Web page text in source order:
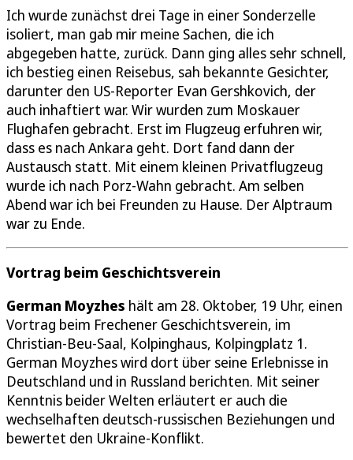
Ich wurde zunächst drei Tage in einer Sonderzelle
isoliert, man gab mir meine Sachen, die ich
abgegeben hatte, zurück. Dann ging alles sehr schnell,
ich bestieg einen Reisebus, sah bekannte Gesichter,
darunter den US-Reporter Evan Gershkovich, der
auch inhaftiert war. Wir wurden zum Moskauer
Flughafen gebracht. Erst im Flugzeug erfuhren wir,
dass es nach Ankara geht. Dort fand dann der
Austausch statt. Mit einem kleinen Privatflugzeug
wurde ich nach Porz-Wahn gebracht. Am selben
Abend war ich bei Freunden zu Hause. Der Alptraum
war zu Ende.
Vortrag beim Geschichtsverein
German Moyzhes hält am 28. Oktober, 19 Uhr, einen
Vortrag beim Frechener Geschichtsverein, im
Christian-Beu-Saal, Kolpinghaus, Kolpingplatz 1.
German Moyzhes wird dort über seine Erlebnisse in
Deutschland und in Russland berichten. Mit seiner
Kenntnis beider Welten erläutert er auch die
wechselhaften deutsch-russischen Beziehungen und
bewertet den Ukraine-Konflikt.